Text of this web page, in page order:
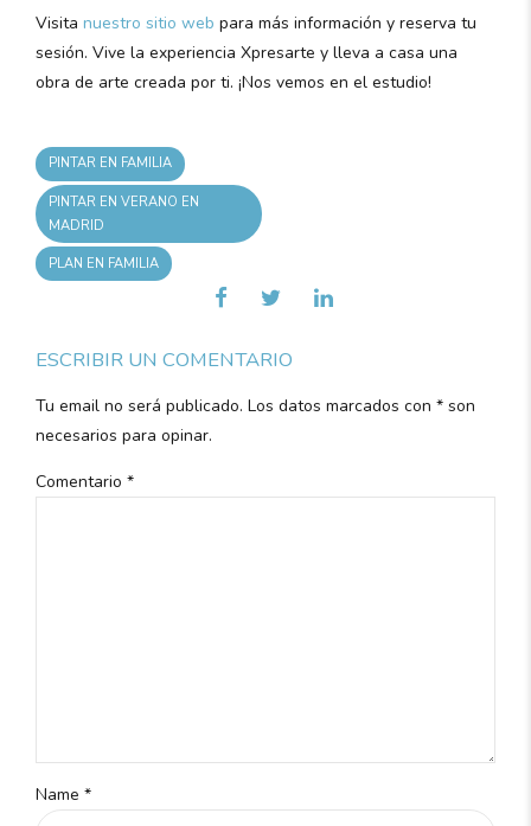
Visita nuestro sitio web para más información y reserva tu
sesión. Vive la experiencia Xpresarte y lleva a casa una
obra de arte creada por ti. ¡Nos vemos en el estudio!
PINTAR EN FAMILIA
PINTAR EN VERANO EN
MADRID
PLAN EN FAMILIA
ESCRIBIR UN COMENTARIO
Tu email no será publicado. Los datos marcados con * son
necesarios para opinar.
Comentario *
Name *